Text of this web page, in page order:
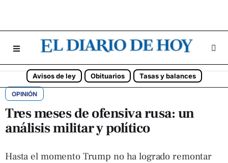
Avisos de ley Obituarios Tasas y balances
OPINIÓN
Tres meses de ofensiva rusa: un
análisis militar y político
Hasta el momento Trump no ha logrado remontar